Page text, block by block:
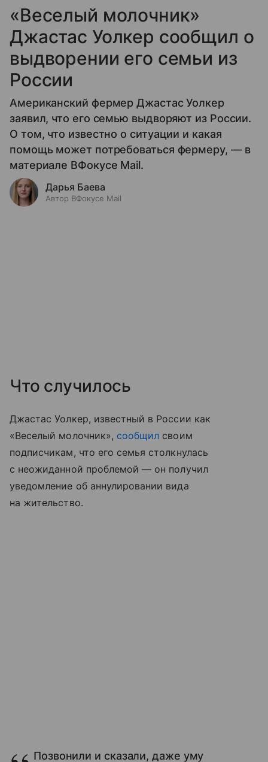
«Веселый молочник»
Джастас Уолкер сообщил о
выдворении его семьи из
России
Американский фермер Джастас Уолкер
заявил, что его семью выдворяют из России.
О том, что известно о ситуации и какая
помощь может потребоваться фермеру, — в
материале ВФокусе Mail.
Дарья Баева
Автор ВФокусе Mail
Что случилось
Джастас Уолкер, известный в России как
«Веселый молочник», сообщил своим
подписчикам, что его семья столкнулась
с неожиданной проблемой — он получил
уведомление об аннулировании вида
на жительство.
Позвонили и сказали, даже уму